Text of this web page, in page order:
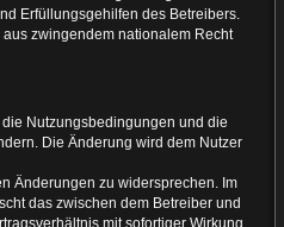
Erfüllungsgehilfen des Betreibers.
zwingendem nationalem Recht
Nutzungsbedingungen und die
Die Änderung wird dem Nutzer
Änderungen zu widersprechen. Im
das zwischen dem Betreiber und
mit sofortiger Wirkung.